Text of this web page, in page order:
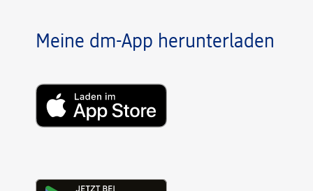
Meine dm-App herunterladen